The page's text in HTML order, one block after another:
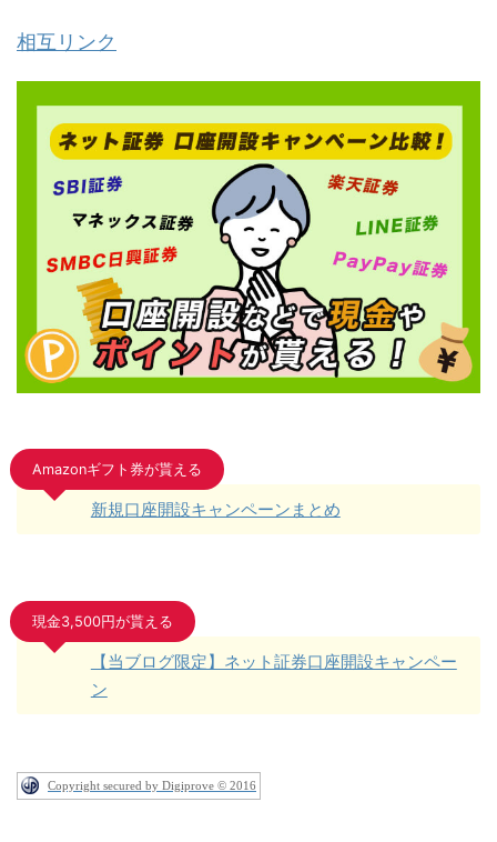
相互リンク
Amazonギフト券が貰える
新規口座開設キャンペーンまとめ
現金3,500円が貰える
【当ブログ限定】ネット証券口座開設キャンペー
ン
Copyright secured by Digiprove © 2016